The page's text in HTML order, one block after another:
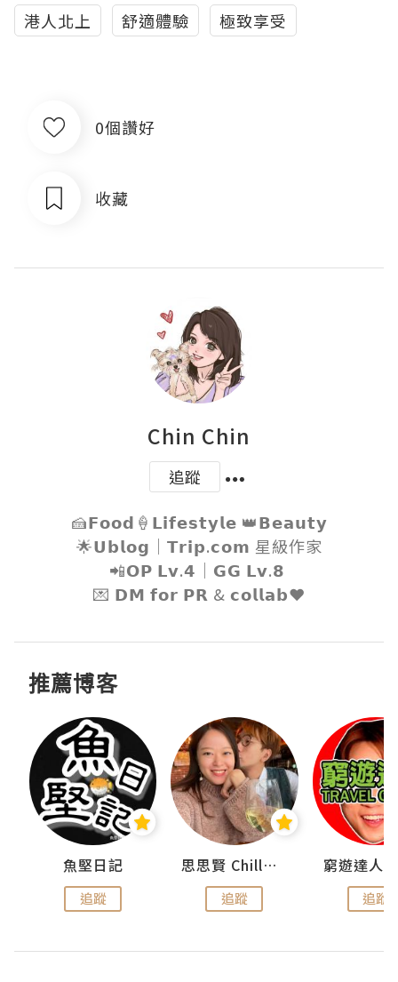
港人北上
舒適體驗 極致享受
0個讚好
收藏
Chin Chin
追蹤
🍰𝗙𝗼𝗼𝗱🍦𝗟𝗶𝗳𝗲𝘀𝘁𝘆𝗹𝗲 👑𝗕𝗲𝗮𝘂𝘁𝘆
🌟𝗨𝗯𝗹𝗼𝗴｜𝗧𝗿𝗶𝗽.𝗰𝗼𝗺 星級作家
📲𝗢𝗣 𝗟𝘃.𝟰｜𝗚𝗚 𝗟𝘃.𝟴
💌 𝗗𝗠 𝗳𝗼𝗿 𝗣𝗥 & 𝗰𝗼𝗹𝗹𝗮𝗯❤️
推薦博客
魚堅日記
追蹤
思思賢 ChillMyBabe
追蹤 追蹤